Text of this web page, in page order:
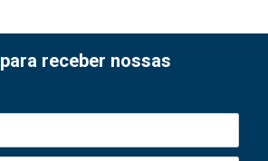
receber nossas